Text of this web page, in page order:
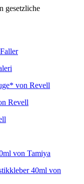
gesetzliche
von Revell
Revell
von Tamiya
40ml von